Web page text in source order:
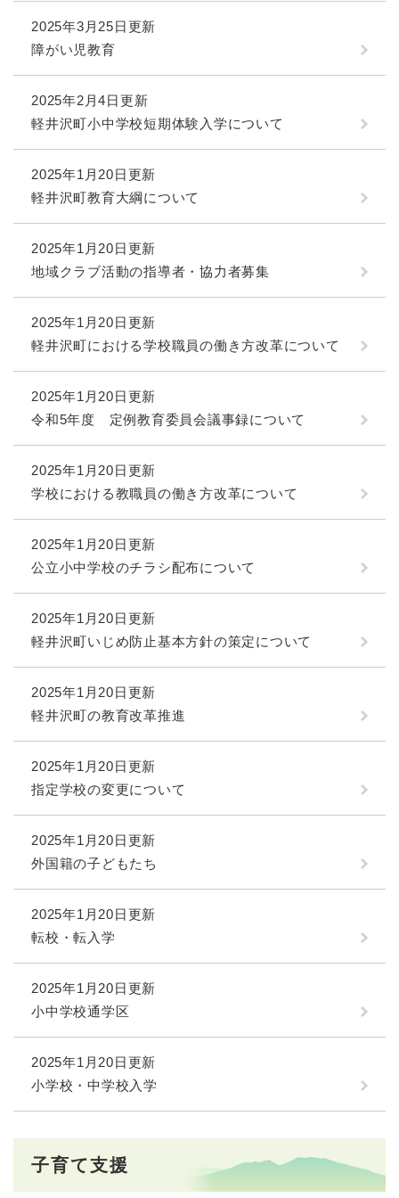
2025年3月25日更新
障がい児教育
2025年2月4日更新
軽井沢町小中学校短期体験入学について
2025年1月20日更新
軽井沢町教育大綱について
2025年1月20日更新
地域クラブ活動の指導者・協力者募集
2025年1月20日更新
軽井沢町における学校職員の働き方改革について
2025年1月20日更新
令和5年度 定例教育委員会議事録について
2025年1月20日更新
学校における教職員の働き方改革について
2025年1月20日更新
公立小中学校のチラシ配布について
2025年1月20日更新
軽井沢町いじめ防止基本方針の策定について
2025年1月20日更新
軽井沢町の教育改革推進
2025年1月20日更新
指定学校の変更について
2025年1月20日更新
外国籍の子どもたち
2025年1月20日更新
転校・転入学
2025年1月20日更新
小中学校通学区
2025年1月20日更新
小学校・中学校入学
子育て支援